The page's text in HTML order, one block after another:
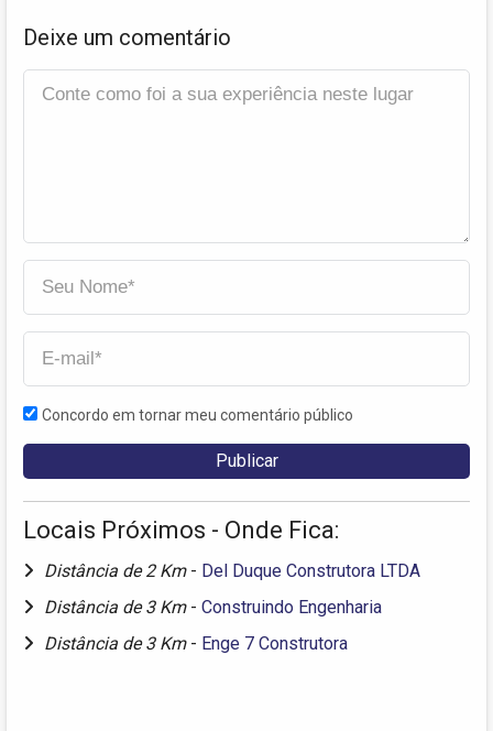
Deixe um comentário
Concordo em tornar meu comentário público
Locais Próximos - Onde Fica:
Distância de 2 Km - Del Duque Construtora LTDA
Distância de 3 Km - Construindo Engenharia
Distância de 3 Km - Enge 7 Construtora